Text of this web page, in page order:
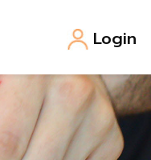
Login